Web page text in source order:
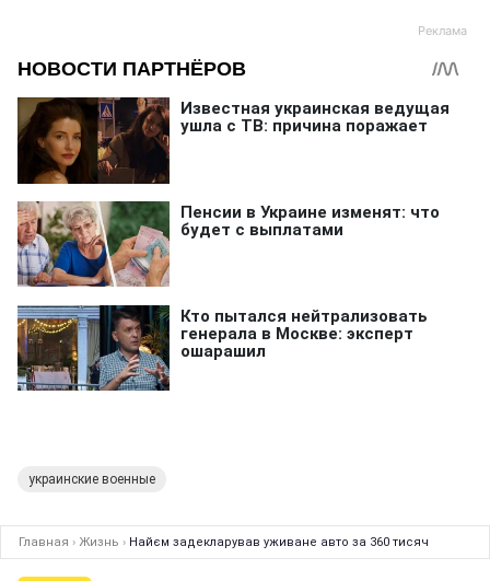
украинские военные
Главная › Жизнь › Найєм задекларував уживане авто за 360 тисяч